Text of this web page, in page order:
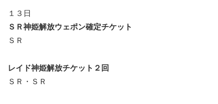
１３日
ＳＲ神姫解放ウェポン確定チケット
ＳＲ
レイド神姫解放チケット２回
ＳＲ・ＳＲ